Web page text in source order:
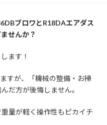
ブロワとR18DAエアダス
せんか？
ます！
すが、「機械の整備・お掃
だ方が後悔しません。
量が軽く操作性もピカイチ